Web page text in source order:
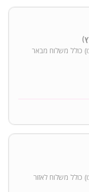
מה שתרצו) כולל משלוח מבאר
שתרצו) כולל משלוח לאזור